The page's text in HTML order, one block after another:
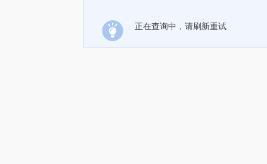
正在查询中，请刷新重试